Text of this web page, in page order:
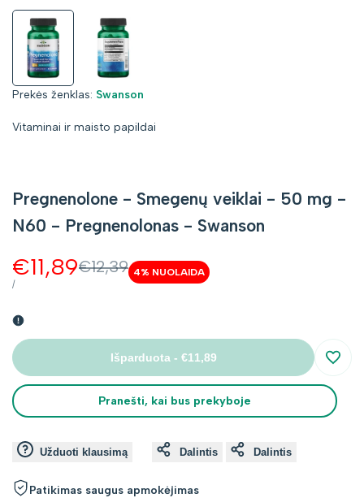
Prekės ženklas: Prekės
Swanson
Vitaminai ir maisto papildai
Pregnenolone - Smegenų veiklai - 50 mg -
N60 - Pregnenolonas - Swanson
Kaina
€12,39
Kaina
su
nuolaida
€11,89
VIENETO
/PER
4% NUOLAIDA
Išparduota - €11,89
Pranešti, kai bus prekyboje
Užduoti klausimą Dalintis Dalintis
Patikimas saugus apmokėjimas